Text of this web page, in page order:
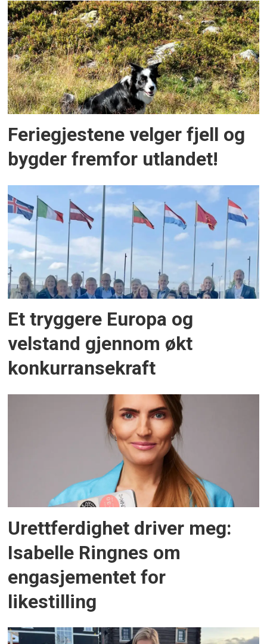
Feriegjestene velger fjell og
bygder fremfor utlandet!
Et tryggere Europa og
velstand gjennom økt
konkurransekraft
Urettferdighet driver meg:
Isabelle Ringnes om
engasjementet for
likestilling